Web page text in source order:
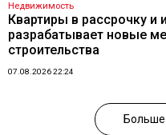
Недвижимость
Квартиры в рассрочку
разрабатывает новые
строительства
07.08.2026 22:24
Больше